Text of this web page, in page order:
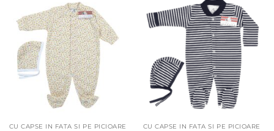
CU CAPSE IN FATA SI PE PICIOARE CU CAPSE IN FATA SI PE PICIOARE